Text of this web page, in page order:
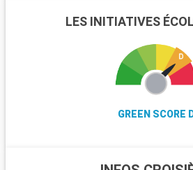
LES INITIATIVES
GREEN SCORE